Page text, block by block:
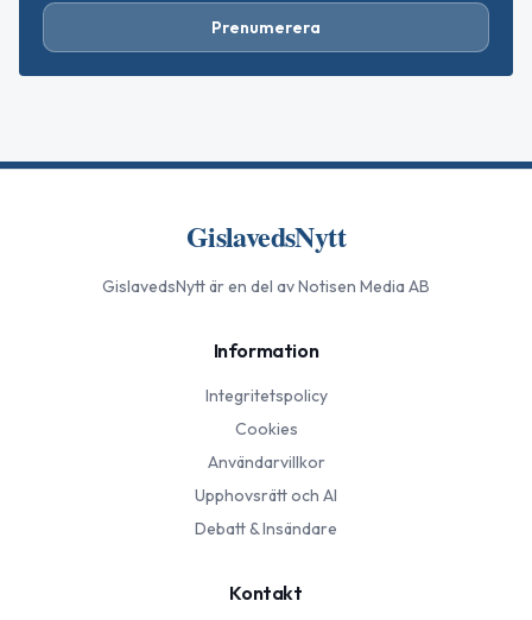
Prenumerera
GislavedsNytt
GislavedsNyttär en del av Notisen Media AB
Information
Integritetspolicy
Cookies
Användarvillkor
Upphovsrätt och AI
Debatt & Insändare
Kontakt